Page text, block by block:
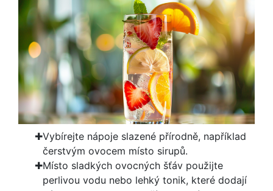
Vybírejte nápoje slazené přírodně, například
čerstvým ovocem místo sirupů.
Místo sladkých ovocných šťáv použijte
perlivou vodu nebo lehký tonik, které dodají